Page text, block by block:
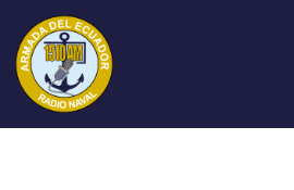
contenido